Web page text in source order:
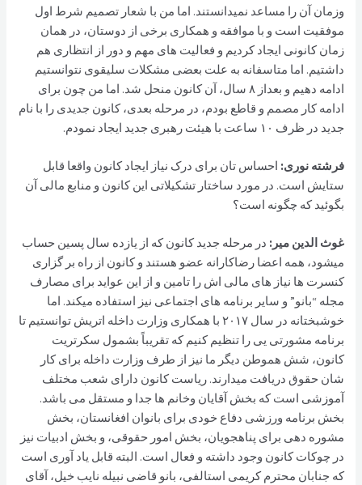
وزمان آن را مساعد نمیدانستند. اما من با شعار تصمیم شرط اول
موفقیت است و با موافقه و همکاری برخی از دوستان، در همان
زمان کانونی ایجاد کردیم و فعالیت های مهم و دور از انتظاری هم
داشتیم. اما متاسفانه به علت بعضی مشکلات سلیقوی نتوانستیم
ادامه دهیم و بعداز ۸ سال، آن کانون منحل شد. اما من چون برای
ادامه کار مصمم و قاطع بودم، در مرحله بعدی، کانون جدیدی را با نام
جدید در ظرف ۱۰ ساعت با هیئت رهبری جدید ایجاد نمودم.
فرشته نوری: احساس تان برای درک ‌نیاز ایجاد کانون واقعا قابل
ستایش است. در مورد ساختار تشکیلاتی این کانون و منابع مالی آن
بگوئید که چگونه است؟
غوث الدین مير: در مرحله جدید کانون که از یازده سال پسین حساب
میشود، همه اعضا رضاکارانه عضو هستند و کانون از راه بر گزاری
کنسرت ها نیاز های مالی اش را تامین و از این عواید برای مصارف
مجله “بانو” و سایر برنامه های اجتماعی نیز استفاده میکند. اما
خوشبختانه در سال ۲۰۱۷ با همکاری وزارت داخله اتریش توانستیم تا
برنامه مشورتی یی را تنظیم کنیم که تقریباً بشمول سکرتریت
کانون، شش هموطن دیگر ما نیز از طرف وزارت داخله برای کار
شان حقوق دریافت میدارند. ریاست کانون دارای شعب مختلف
آموزشی است که بخش آقایان وخانم ها جدا و مستقل می باشد.
بخش برنامه ورزشی دفاع خودی برای بانوان افغانستان، بخش
مشوره دهی برای پناهجویان، بخش امور حقوقی، و بخش ادبیات نیز
در چوکات کانون وجود داشته و فعال است. البته قابل یاد آوری است
که جنابان محترم کریمی استالفی، بانو قاضی نبیله نایب خیل، آقای